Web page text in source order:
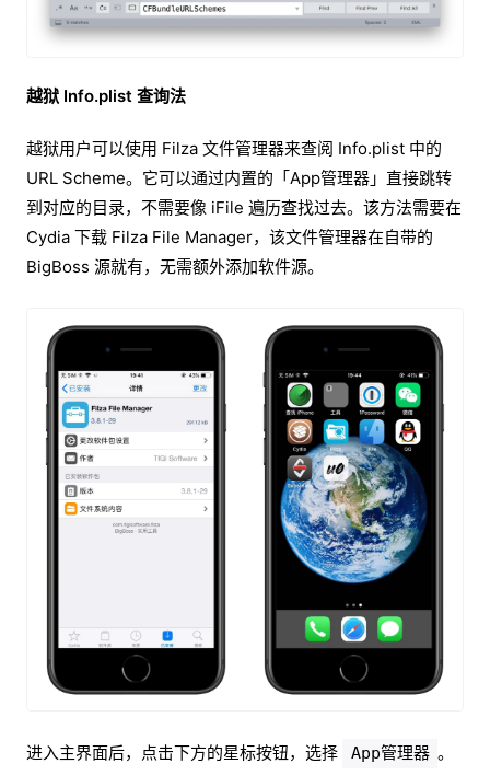
越狱 Info.plist 查询法
越狱用户可以使用 Filza 文件管理器来查阅 Info.plist 中的
URL Scheme。它可以通过内置的「App管理器」直接跳转
到对应的目录，不需要像 iFile 遍历查找过去。该方法需要在
Cydia 下载 Filza File Manager，该文件管理器在自带的
BigBoss 源就有，无需额外添加软件源。
进入主界面后，点击下方的星标按钮，选择 App管理器 。